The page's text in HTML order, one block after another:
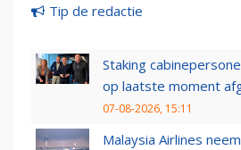
Tip de redactie
Staking
op laatste moment
07-08-2026, 15:11
Malaysia Airlines